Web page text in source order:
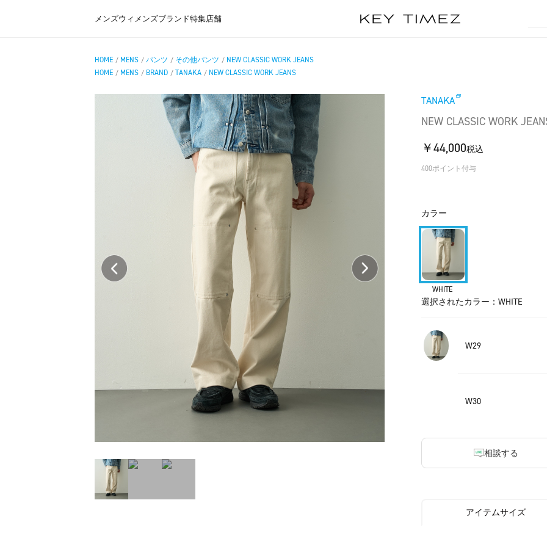
メンズウィメンズブランド特集店舗
HOME / MENS / パンツ / その他パンツ / NEW CLASSIC WORK JEANS
HOME / MENS / BRAND / TANAKA / NEW CLASSIC WORK JEANS
TANAKA
NEW CLASSIC WORK
￥44,000税込
400ポイント付与
カラー
WHITE
選択されたカラー：WHITE
W29
W30
相談する
アイテムサイズ